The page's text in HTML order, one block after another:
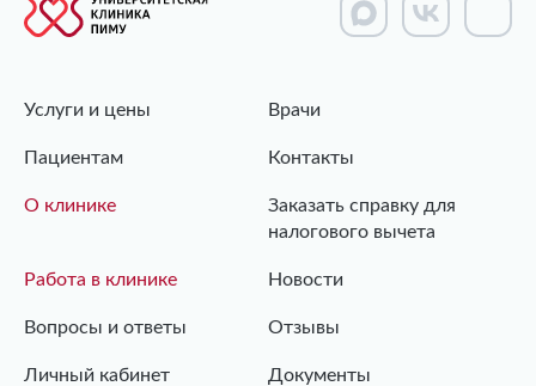
Услуги и цены Врачи
Пациентам Контакты
О клинике
Заказать справку для
налогового вычета
Работа в клинике Новости
Вопросы и ответы Отзывы
Личный кабинет Документы